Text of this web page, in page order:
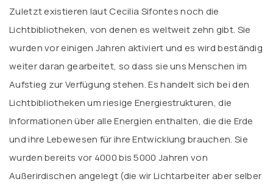
Zuletzt existieren laut Cecilia Sifontes noch die
Lichtbibliotheken, von denen es weltweit zehn gibt. Sie
wurden vor einigen Jahren aktiviert und es wird beständig
weiter daran gearbeitet, so dass sie uns Menschen im
Aufstieg zur Verfügung stehen. Es handelt sich bei den
Lichtbibliotheken um riesige Energiestrukturen, die
Informationen über alle Energien enthalten, die die Erde
und ihre Lebewesen für ihre Entwicklung brauchen. Sie
wurden bereits vor 4000 bis 5000 Jahren von
Außerirdischen angelegt (die wir Lichtarbeiter aber selber